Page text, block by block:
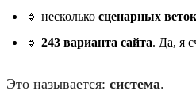
🔹 несколько сценарных веток
🔹 243 варианта сайта. Да, я
Это называется: система.